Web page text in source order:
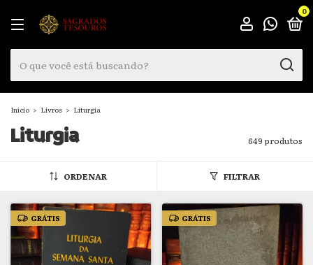
0
Início > Livros > Liturgia
Liturgia 649 produtos
ORDENAR FILTRAR
GRÁTIS GRÁTIS